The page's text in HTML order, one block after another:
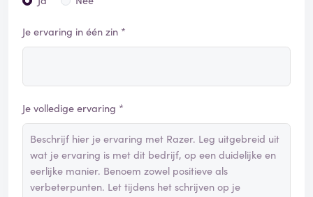
Je ervaring in één zin *
Je volledige ervaring *